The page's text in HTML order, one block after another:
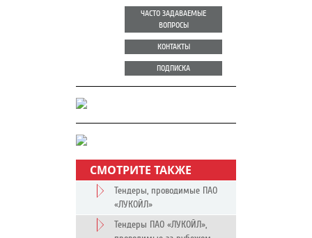
ЧАСТО ЗАДАВАЕМЫЕ
ВОПРОСЫ
КОНТАКТЫ
ПОДПИСКА
СМОТРИТЕ ТАКЖЕ
Тендеры, проводимые ПАО
«ЛУКОЙЛ»
Тендеры ПАО «ЛУКОЙЛ»,